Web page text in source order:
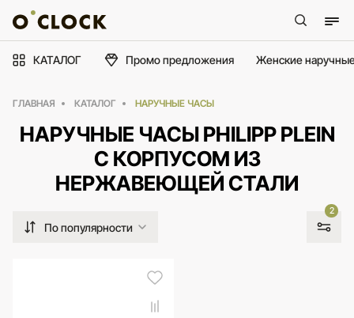
КАТАЛОГ Промо предложения Женские
ГЛАВНАЯ КАТАЛОГ НАРУЧНЫЕ ЧАСЫ
НАРУЧНЫЕ ЧАСЫ PHILIPP PLEIN
С КОРПУСОМ ИЗ
НЕРЖАВЕЮЩЕЙ СТАЛИ
По популярности
2